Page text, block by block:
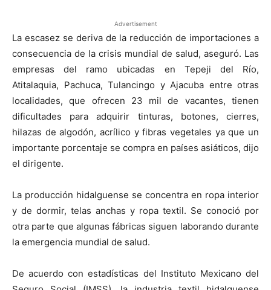
Advertisement
La escasez se deriva de la reducción de importaciones a
consecuencia de la crisis mundial de salud, aseguró. Las
empresas del ramo ubicadas en Tepeji del Río,
Atitalaquia, Pachuca, Tulancingo y Ajacuba entre otras
localidades, que ofrecen 23 mil de vacantes, tienen
dificultades para adquirir tinturas, botones, cierres,
hilazas de algodón, acrílico y fibras vegetales ya que un
importante porcentaje se compra en países asiáticos, dijo
el dirigente.
La producción hidalguense se concentra en ropa interior
y de dormir, telas anchas y ropa textil. Se conoció por
otra parte que algunas fábricas siguen laborando durante
la emergencia mundial de salud.
De acuerdo con estadísticas del Instituto Mexicano del